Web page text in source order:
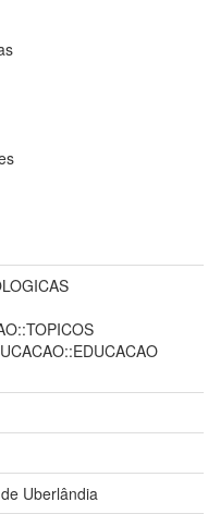
Uberlândia